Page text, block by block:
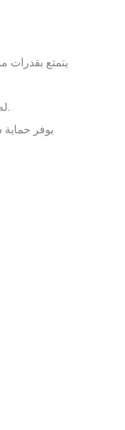
يتمتع بقدرات
له خصائص احتكاكية مُحسّنة تساعد على الاقتصاد في استهلاك الوقود.
يوفر